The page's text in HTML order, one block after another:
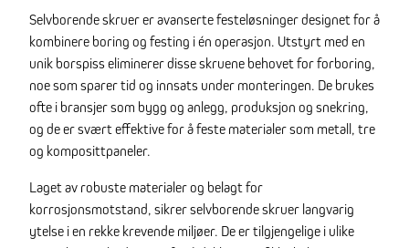
Selvborende skruer er avanserte festeløsninger designet for å
kombinere boring og festing i én operasjon. Utstyrt med en
unik borspiss eliminerer disse skruene behovet for forboring,
noe som sparer tid og innsats under monteringen. De brukes
ofte i bransjer som bygg og anlegg, produksjon og snekring,
og de er svært effektive for å feste materialer som metall, tre
og komposittpaneler.
Laget av robuste materialer og belagt for
korrosjonsmotstand, sikrer selvborende skruer langvarig
ytelse i en rekke krevende miljøer. De er tilgjengelige i ulike